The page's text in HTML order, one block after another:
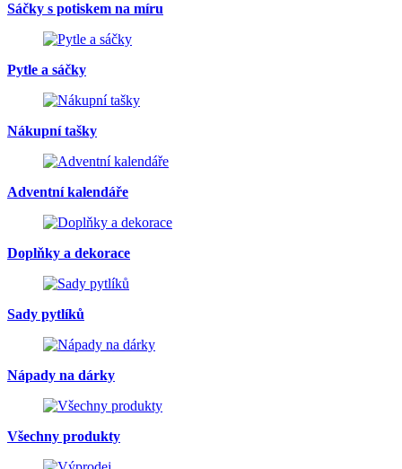
Sáčky s potiskem na míru
Pytle a sáčky
Nákupní tašky
Adventní kalendáře
Doplňky a dekorace
Sady pytlíků
Nápady na dárky
Všechny produkty